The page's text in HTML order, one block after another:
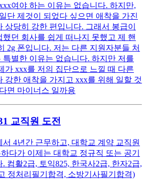
여야 하는 이유는 없습니다. 하지만,
단 제것이 되었다 싶으면 애착을 가진
상당히 강한 편입니다. 그래서 봉급이
했던 회사를 쉽게 떠나지 못했고 제 핸
2g 폰입니다. 저는 다른 지원자분들 처
특별한 이유는 없습니다. 하지만 저를
가 xxx를 저의 집단으로 느낄 때 다른
강한 애착을 가지고 xxx를 위해 일할 것
면 마이너스 일까용
교직원 도전
4년간 근무하고, 대학교 계약 교직원
다가 이제는 대학교 정규직 또는 공기
컴활2급, 토익825, 한국사2급, 한자2급,
정처리필기합격, 소방기사필기합격)